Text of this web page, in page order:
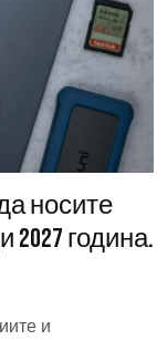
носите
2027 година.
и